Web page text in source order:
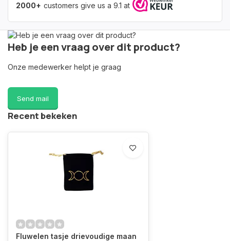
2000+ customers give us a 9.1 at
Heb je een vraag over dit product?
Onze medewerker helpt je graag
Send mail
Recent bekeken
Fluwelen tasje drievoudige maan